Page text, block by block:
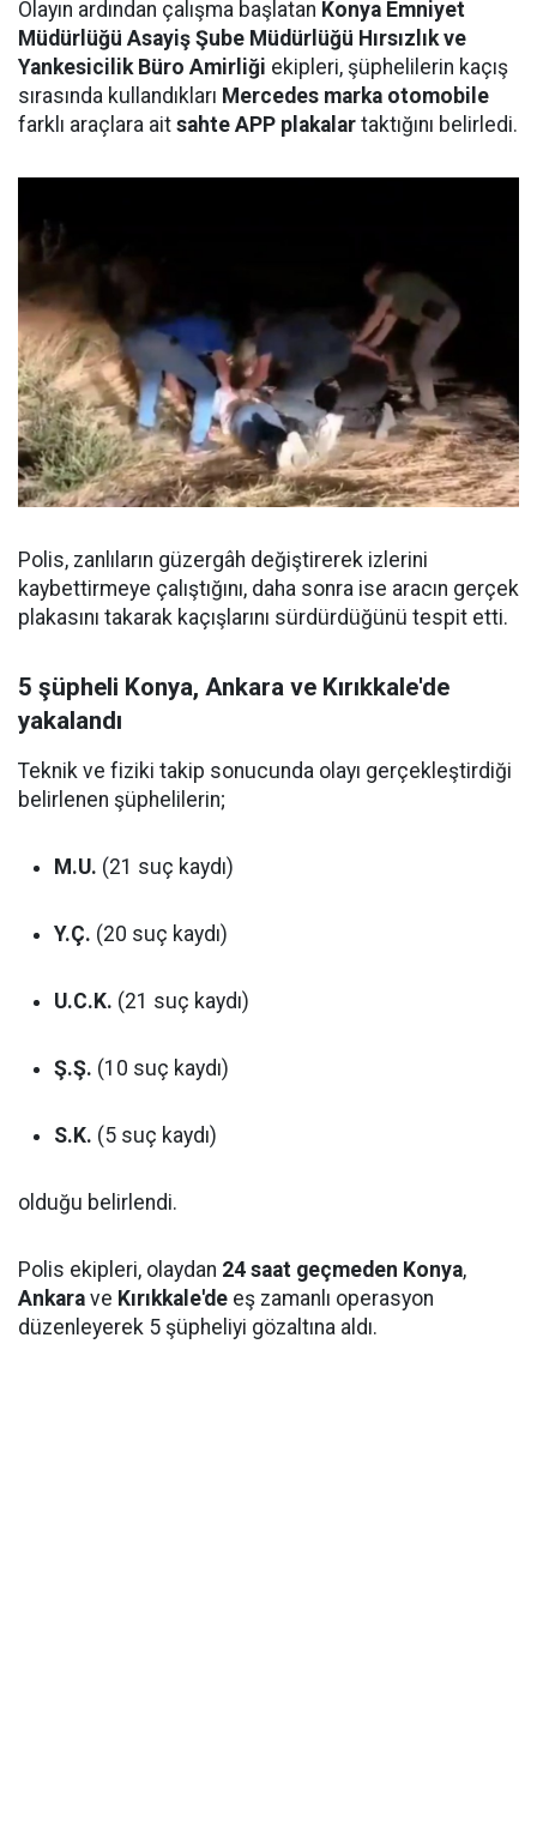
Olayın ardından çalışma başlatan Konya Emniyet
Müdürlüğü Asayiş Şube Müdürlüğü Hırsızlık ve
Yankesicilik Büro Amirliği ekipleri, şüphelilerin kaçış
sırasında kullandıkları Mercedes marka otomobile
farklı araçlara ait sahte APP plakalar taktığını belirledi.
Polis, zanlıların güzergâh değiştirerek izlerini
kaybettirmeye çalıştığını, daha sonra ise aracın gerçek
plakasını takarak kaçışlarını sürdürdüğünü tespit etti.
5 şüpheli Konya, Ankara ve Kırıkkale'de
yakalandı
Teknik ve fiziki takip sonucunda olayı gerçekleştirdiği
belirlenen şüphelilerin;
M.U. (21 suç kaydı)
Y.Ç. (20 suç kaydı)
U.C.K. (21 suç kaydı)
Ş.Ş. (10 suç kaydı)
S.K. (5 suç kaydı)
olduğu belirlendi.
Polis ekipleri, olaydan 24 saat geçmeden Konya,
Ankara ve Kırıkkale'de eş zamanlı operasyon
düzenleyerek 5 şüpheliyi gözaltına aldı.